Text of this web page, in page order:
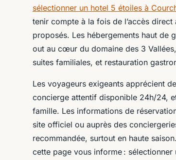
sélectionner un hotel 5 étoiles à
tenir compte à la fois de l’accès
proposés. Les hébergements haut de
out au cœur du domaine des 3
suites familiales, et restauration
Les voyageurs exigeants apprécient
concierge attentif disponible 24h/24,
famille. Les informations de
site officiel ou auprès des
recommandée, surtout en haute
cette page vous informe :